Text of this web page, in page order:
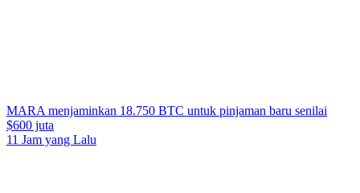
MARA menjaminkan 18.750 BTC untuk pinjaman baru senilai
$600 juta
11 Jam yang Lalu